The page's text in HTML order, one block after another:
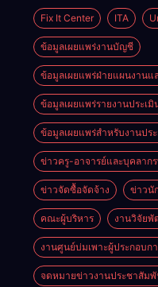
พัฒนา
ศักยภาพผู้
เรียน
อาชีวศึกษาใน
การเป็นผู้
ประกอบการ
ประจำปีการ
ศึกษา 2569
ปวช.๑ แผน
วิชา
เทคโนโลยี
ธุรกิจดิจิทัล
Fix It Center ITA
ข้อมูลเผยแพร่งานบัญชี
ข้อมูลเผยแพร่ฝ่ายแผนงานแ
ข้อมูลเผยแพร่รายงานประเมิ
ข้อมูลเผยแพร่สำหรับงานป
ข่าวครู-อาจารย์และบุคลาก
ข่าวจัดซื้อจัดจ้าง ข่าวนั
คณะผู้บริหาร งานวิจัยพั
งานศูนย์บ่มเพาะผู้ประกอบก
จดหมายข่าวงานประชาสัม